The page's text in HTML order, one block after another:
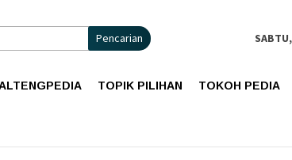
Pencarian
TOPIK PILIHAN TOKOH PEDIA